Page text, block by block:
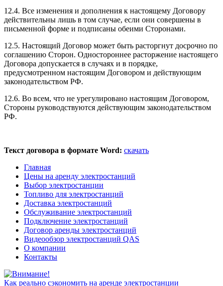
12.4. Все изменения и дополнения к настоящему Договору
действительны лишь в том случае, если они совершены в
письменной форме и подписаны обеими Сторонами.
12.5. Настоящий Договор может быть расторгнут досрочно по
соглашению Сторон. Одностороннее расторжение настоящего
Договора допускается в случаях и в порядке,
предусмотренном настоящим Договором и действующим
законодательством РФ.
12.6. Во всем, что не урегулировано настоящим Договором,
Стороны руководствуются действующим законодательством
РФ.
Текст договора в формате Word: скачать
Главная
Цены на аренду электростанций
Выбор электростанции
Топливо для электростанций
Доставка электростанций
Обслуживание электростанций
Подключение электростанций
Договор аренды электростанций
Видеообзор электростанций QAS
О компании
Контакты
Как реально сэкономить на аренде электростанции